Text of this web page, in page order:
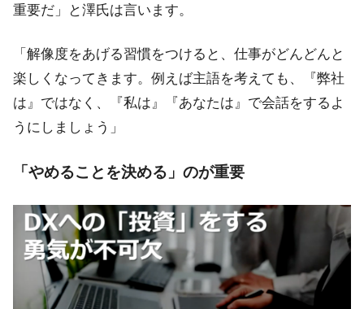
重要だ」と澤氏は言います。
「解像度をあげる習慣をつけると、仕事がどんどんと
楽しくなってきます。例えば主語を考えても、『弊社
は』ではなく、『私は』『あなたは』で会話をするよ
うにしましょう」
「やめることを決める」のが重要